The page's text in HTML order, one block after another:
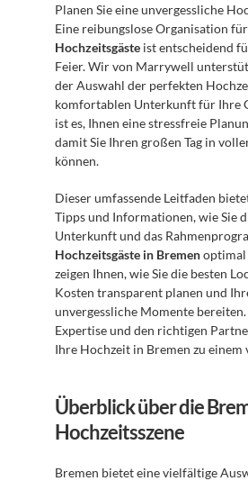
Planen Sie eine unvergessliche
Eine reibungslose Organisation
Hochzeitsgäste ist entscheidend
Feier. Wir von Marrywell
der Auswahl der perfekten
komfortablen Unterkunft für Ihre
ist es, Ihnen eine stressfreie
damit Sie Ihren großen Tag in
können.
Dieser umfassende Leitfaden
Tipps und Informationen, wie Sie
Hochzeitsgäste in Bremen optimal
zeigen Ihnen, wie Sie die besten
Kosten transparent planen und
unvergessliche Momente
Expertise und den richtigen
Ihre Hochzeit in Bremen zu einem
Überblick über die
Hochzeitsszene
Bremen bietet eine vielfältige